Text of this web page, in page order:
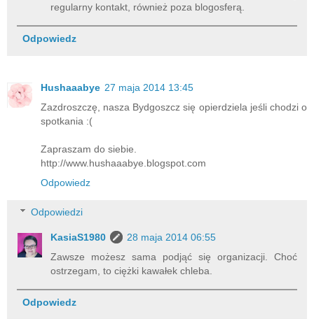
regularny kontakt, również poza blogosferą.
Odpowiedz
Hushaaabye 27 maja 2014 13:45
Zazdroszczę, nasza Bydgoszcz się opierdziela jeśli chodzi o
spotkania :(
Zapraszam do siebie.
http://www.hushaaabye.blogspot.com
Odpowiedz
Odpowiedzi
KasiaS1980
28 maja 2014 06:55
Zawsze możesz sama podjąć się organizacji. Choć
ostrzegam, to ciężki kawałek chleba.
Odpowiedz